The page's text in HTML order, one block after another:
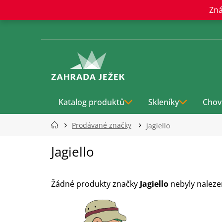
obsah
Katalog produktů Skleníky
Prodávané značky Jagiello
Jagiello
Žádné produkty značkyJagiello nebyly